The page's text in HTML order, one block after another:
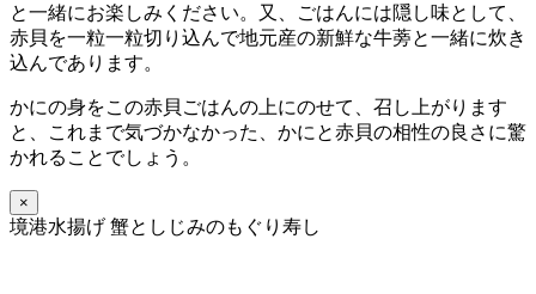
と一緒にお楽しみください。又、ごはんには隠し味として、
赤貝を一粒一粒切り込んで地元産の新鮮な牛蒡と一緒に炊き
込んであります。
かにの身をこの赤貝ごはんの上にのせて、召し上がります
と、これまで気づかなかった、かにと赤貝の相性の良さに驚
かれることでしょう。
×
境港水揚げ 蟹としじみのもぐり寿し